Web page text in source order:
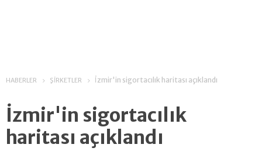
HABERLER ŞİRKETLER İzmir'in sigortacılık haritası açıklandı
İzmir'in sigortacılık
haritası açıklandı